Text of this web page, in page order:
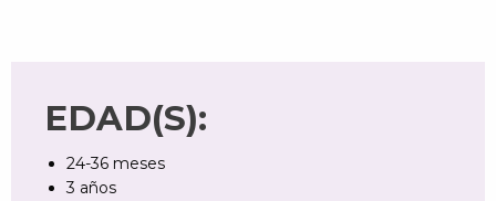
EDAD(S):
24-36 meses
3 años